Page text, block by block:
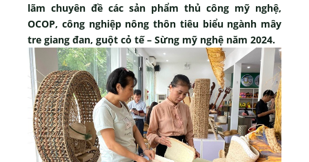
lãm chuyên đề các sản phẩm thủ công mỹ nghệ,
OCOP, công nghiệp nông thôn tiêu biểu ngành mây
tre giang đan, guột cỏ tế – Sừng mỹ nghệ năm 2024.